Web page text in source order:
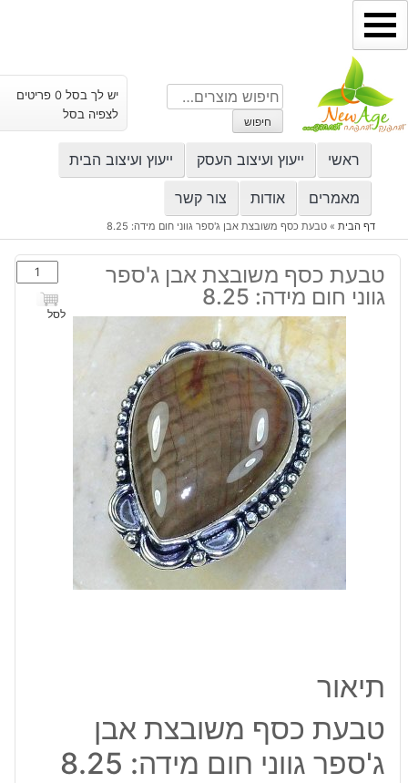
דילוג
לתוכן
חיפוש
עבור:
חיפוש
יש לך בסל 0 פריטים
לצפיה בסל
ראשי ייעוץ ועיצוב העסק ייעוץ ועיצוב הבית
מאמרים אודות צור קשר
דף הבית» טבעת כסף משובצת אבן ג'ספר גווני חום מידה: 8.25
טבעת כסף משובצת אבן ג'ספר
גווני חום מידה: 8.25
כמות
של
טבעת
לסל
תיאור
טבעת כסף משובצת אבן
ג'ספר גווני חום מידה: 8.25